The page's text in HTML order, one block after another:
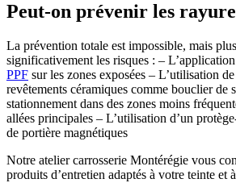
Peut-on prévenir les
La prévention totale est impossible, mais
significativement les risques : – L’application
PPF sur les zones exposées – L’utilisation
revêtements céramiques comme bouclier de
stationnement dans des zones moins
allées principales – L’utilisation d’un
de portière magnétiques
Notre atelier carrosserie Montérégie vous
produits d’entretien adaptés à votre teinte et